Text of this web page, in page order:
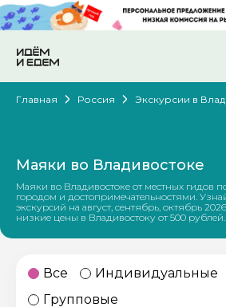
Главная Россия Экскурсии в
Маяки во Владивостоке
Маяки во Владивостоке от местных гидов
городом и достопримечательностями.
экскурсий на август, сентябрь, октябрь
низкие цены в Владивостоку от 500 рублей.
Все
Индивидуальные
Групповые